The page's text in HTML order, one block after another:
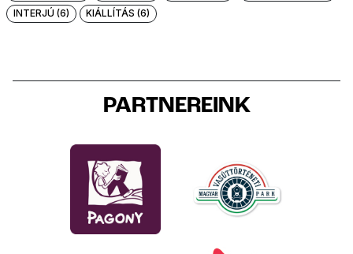
INTERJÚ (6)
KIÁLLÍTÁS (6)
PARTNEREINK